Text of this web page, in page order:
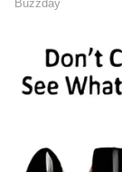
ಯಶಸ್ಸು
ಒತ್ತಡಗಳು
ವ್ಯಾಜ್ಯಗಳು